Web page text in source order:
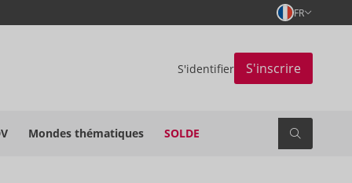
FR
S'identifier S'inscrire
Mondes thématiques SOLDE